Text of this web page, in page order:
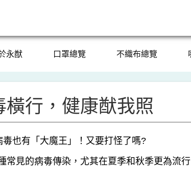
永猷 口罩總覽 不織布總覽
橫行，健康猷我照
毒也有「大魔王」！又要打怪了嗎?
常見的病毒傳染，尤其在夏季和秋季更為流